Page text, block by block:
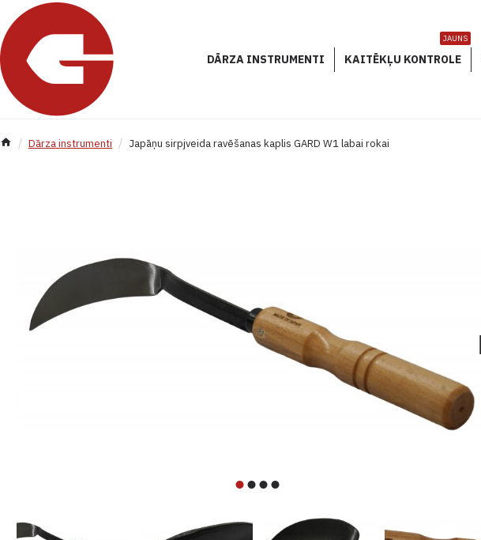
DĀRZA INSTRUMENTI KAITĒKĻU KONTROLE
JAUNS
Dārza instrumenti Japāņu sirpjveida ravēšanas kaplis GARD W1 labai rokai